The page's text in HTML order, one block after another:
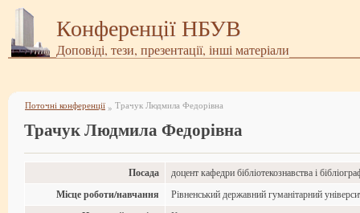
Конференції НБУВ
Доповіді, тези, презентації, інші матеріали
Поточні конференції » Трачук Людмила Федорівна
Трачук Людмила Федорівна
Посада доцент кафедри бібліотекознавства і
Місце роботи/навчання Рівненський державний гуманітарний